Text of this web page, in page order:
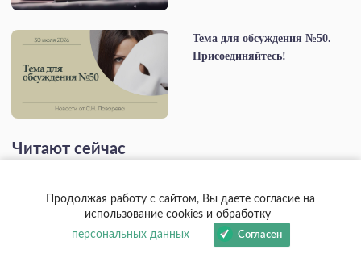
Тема для обсуждения №50.
Присоединяйтесь!
Читают сейчас
Продолжая работу с сайтом, Вы даете согласие на
использование cookies и обработку
персональных данных
Согласен